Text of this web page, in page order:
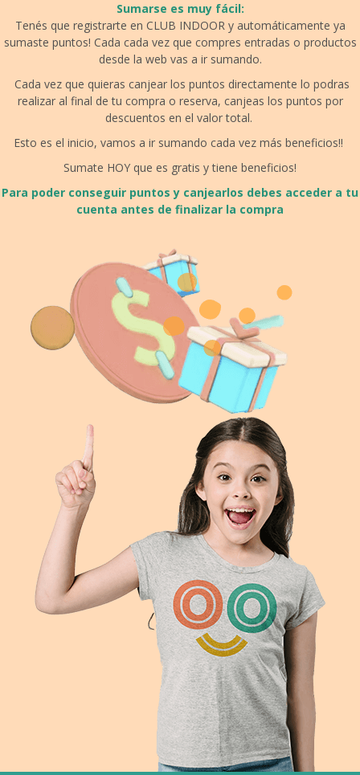
Sumarse es muy fácil:
Tenés que registrarte en CLUB INDOOR y automáticamente ya
sumaste puntos! Cada cada vez que compres entradas o productos
desde la web vas a ir sumando.
Cada vez que quieras canjear los puntos directamente lo podras
realizar al final de tu compra o reserva, canjeas los puntos por
descuentos en el valor total.
Esto es el inicio, vamos a ir sumando cada vez más beneficios!!
Sumate HOY que es gratis y tiene beneficios!
Para poder conseguir puntos y canjearlos debes acceder a tu
cuenta antes de finalizar la compra